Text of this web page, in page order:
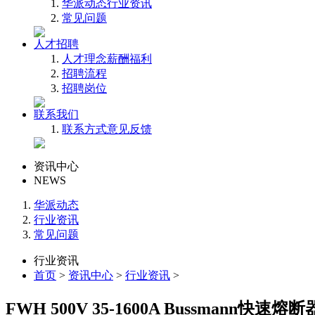
华派动态行业资讯
常见问题
人才招聘
人才理念薪酬福利
招聘流程
招聘岗位
联系我们
联系方式意见反馈
资讯中心
NEWS
华派动态
行业资讯
常见问题
行业资讯
首页 > 资讯中心 > 行业资讯 >
FWH 500V 35-1600A Bussmann快速熔断